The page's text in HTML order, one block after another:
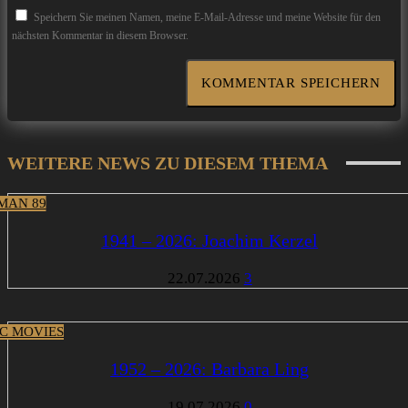
Speichern Sie meinen Namen, meine E-Mail-Adresse und meine Website für den
nächsten Kommentar in diesem Browser.
WEITERE NEWS ZU DIESEM THEMA
89
1941 – 2026: Joachim Kerzel
22.07.2026 3
MOVIES
1952 – 2026: Barbara Ling